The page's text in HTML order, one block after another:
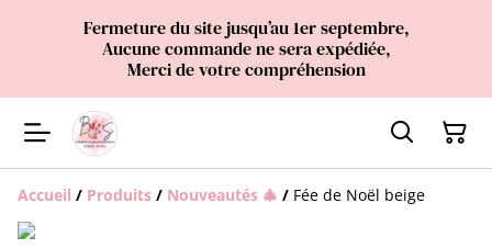
Fermeture du site jusqu’au 1er septembre,
Aucune commande ne sera expédiée,
Merci de votre compréhension
Accueil / Produits / Nouveautés 🎄 / Fée de Noël beige